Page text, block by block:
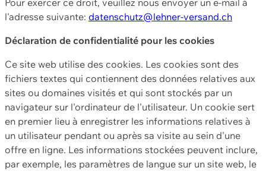
l'adresse suivante: datenschutz@lehner-versand.ch
Déclaration de confidentialité pour les cookies
Ce site web utilise des cookies. Les cookies sont des
fichiers textes qui contiennent des données relatives aux
sites ou domaines visités et qui sont stockés par un
navigateur sur l'ordinateur de l'utilisateur. Un cookie sert
en premier lieu à enregistrer les informations relatives à
un utilisateur pendant ou après sa visite au sein d'une
offre en ligne. Les informations stockées peuvent inclure,
par exemple, les paramètres de langue sur un site web, le